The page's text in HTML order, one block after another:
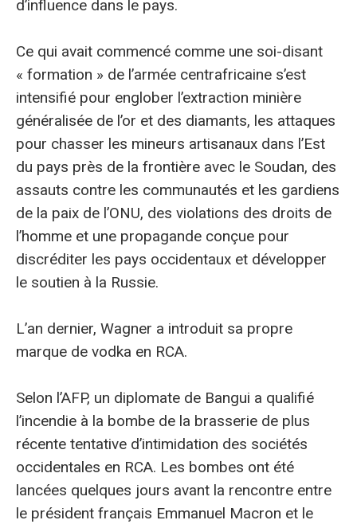
d’influence dans le pays.
Ce qui avait commencé comme une soi-disant
« formation » de l’armée centrafricaine s’est
intensifié pour englober l’extraction minière
généralisée de l’or et des diamants, les attaques
pour chasser les mineurs artisanaux dans l’Est
du pays près de la frontière avec le Soudan, des
assauts contre les communautés et les gardiens
de la paix de l’ONU, des violations des droits de
l’homme et une propagande conçue pour
discréditer les pays occidentaux et développer
le soutien à la Russie.
L’an dernier, Wagner a introduit sa propre
marque de vodka en RCA.
Selon l’AFP, un diplomate de Bangui a qualifié
l’incendie à la bombe de la brasserie de plus
récente tentative d’intimidation des sociétés
occidentales en RCA. Les bombes ont été
lancées quelques jours avant la rencontre entre
le président français Emmanuel Macron et le